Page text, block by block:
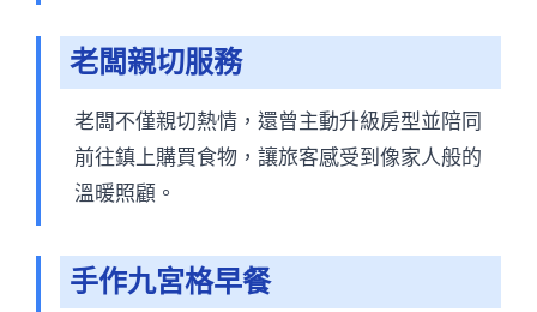
老闆親切服務
老闆不僅親切熱情，還曾主動升級房型並陪同
前往鎮上購買食物，讓旅客感受到像家人般的
溫暖照顧。
手作九宮格早餐